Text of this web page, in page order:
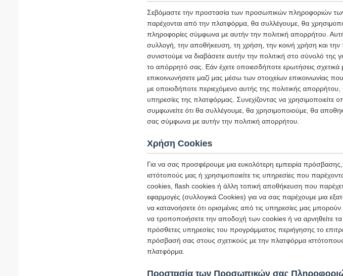
Σεβόμαστε την προστασία των προσωπικών πληροφοριών
παρέχονται από την πλατφόρμα, θα συλλέγουμε, θα
πληροφορίες σύμφωνα με αυτήν την πολιτική απορρήτου.
συλλογή, την αποθήκευση, τη χρήση, την κοινή χρήση και
συνιστούμε να διαβάσετε αυτήν την πολιτική στο σύνολό
το απόρρητό σας. Εάν έχετε οποιεσδήποτε ερωτήσεις
επικοινωνήσετε μαζί μας μέσω των στοιχείων επικοινωνίας
με οποιοδήποτε περιεχόμενο αυτής της πολιτικής
υπηρεσίες της πλατφόρμας. Συνεχίζοντας να χρησιμοποιείτε
συμφωνείτε ότι θα συλλέγουμε, θα χρησιμοποιούμε, θα
σας σύμφωνα με αυτήν την πολιτική απορρήτου.
Χρήση Cookies
Για να σας προσφέρουμε μια ευκολότερη εμπειρία
ιστότοπούς μας ή χρησιμοποιείτε τις υπηρεσίες που
cookies, flash cookies ή άλλη τοπική αποθήκευση που
εφαρμογές (συλλογικά Cookies) για να σας παρέχουμε μια
να κατανοήσετε ότι ορισμένες από τις υπηρεσίες μας
να τροποποιήσετε την αποδοχή των cookies ή να αρνηθείτε
πρόσθετες υπηρεσίες του προγράμματος περιήγησης το
πρόσβασή σας στους σχετικούς με την πλατφόρμα
πλατφόρμα.
Προστασία των Προσωπικών σας